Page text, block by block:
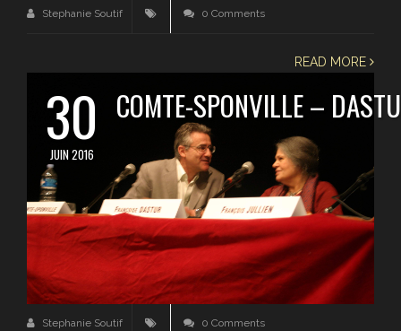
Stephanie Soutif 0 Comments
READ MORE
30
JUIN 2016
COMTE-SPONVILLE –
Stephanie Soutif 0 Comments